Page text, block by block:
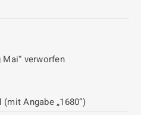
verworfen
Angabe „1680“)